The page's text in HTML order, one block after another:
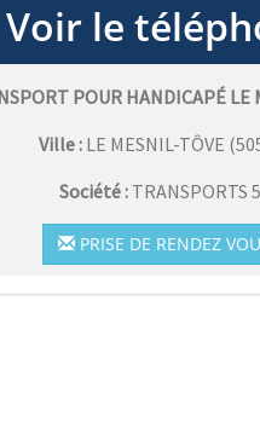
POUR HANDICAPÉ LE
Ville : LE MESNIL-TÔVE (
Société : TRANSPORTS
PRISE DE RENDEZ